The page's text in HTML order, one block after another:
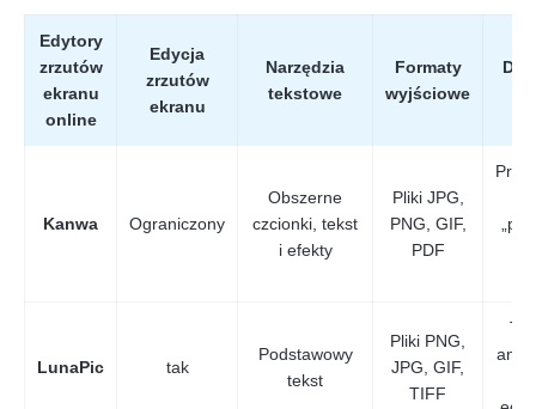
Edytory
zrzutów
ekranu
online
Edycja
zrzutów
ekranu
Narzędzia
tekstowe
Formaty
wyjściowe
Kanwa Ograniczony
Obszerne
czcionki, tekst
i efekty
Pliki JPG,
PNG, GIF,
PDF
LunaPic tak
Podstawowy
tekst
Pliki PNG,
JPG, GIF,
TIFF